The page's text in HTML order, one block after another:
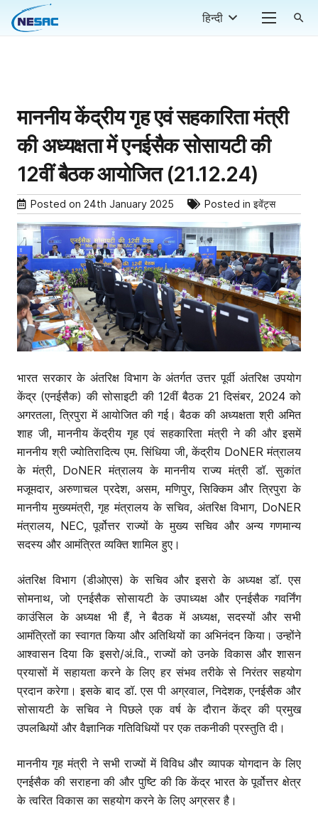
हिन्दी search
माननीय केंद्रीय गृह एवं सहकारिता मंत्री
की अध्यक्षता में एनईसैक सोसायटी की
12वीं बैठक आयोजित (21.12.24)
Posted on 24th January 2025 Posted in इवेंट्स
भारत सरकार के अंतरिक्ष विभाग के अंतर्गत उत्तर पूर्वी अंतरिक्ष उपयोग
केंद्र (एनईसैक) की सोसाइटी की 12वीं बैठक 21 दिसंबर, 2024 को
अगरतला, त्रिपुरा में आयोजित की गई। बैठक की अध्यक्षता श्री अमित
शाह जी, माननीय केंद्रीय गृह एवं सहकारिता मंत्री ने की और इसमें
माननीय श्री ज्योतिरादित्य एम. सिंधिया जी, केंद्रीय DoNER मंत्रालय
के मंत्री, DoNER मंत्रालय के माननीय राज्य मंत्री डॉ. सुकांत
मजूमदार, अरुणाचल प्रदेश, असम, मणिपुर, सिक्किम और त्रिपुरा के
माननीय मुख्यमंत्री, गृह मंत्रालय के सचिव, अंतरिक्ष विभाग, DoNER
मंत्रालय, NEC, पूर्वोत्तर राज्यों के मुख्य सचिव और अन्य गणमान्य
सदस्य और आमंत्रित व्यक्ति शामिल हुए।
अंतरिक्ष विभाग (डीओएस) के सचिव और इसरो के अध्यक्ष डॉ. एस
सोमनाथ, जो एनईसैक सोसायटी के उपाध्यक्ष और एनईसैक गवर्निंग
काउंसिल के अध्यक्ष भी हैं, ने बैठक में अध्यक्ष, सदस्यों और सभी
आमंत्रितों का स्वागत किया और अतिथियों का अभिनंदन किया। उन्होंने
आश्वासन दिया कि इसरो/अं.वि., राज्यों को उनके विकास और शासन
प्रयासों में सहायता करने के लिए हर संभव तरीके से निरंतर सहयोग
प्रदान करेगा। इसके बाद डॉ. एस पी अग्रवाल, निदेशक, एनईसैक और
सोसायटी के सचिव ने पिछले एक वर्ष के दौरान केंद्र की प्रमुख
उपलब्धियों और वैज्ञानिक गतिविधियों पर एक तकनीकी प्रस्तुति दी।
माननीय गृह मंत्री ने सभी राज्यों में विविध और व्यापक योगदान के लिए
एनईसैक की सराहना की और पुष्टि की कि केंद्र भारत के पूर्वोत्तर क्षेत्र
के त्वरित विकास का सहयोग करने के लिए अग्रसर है।